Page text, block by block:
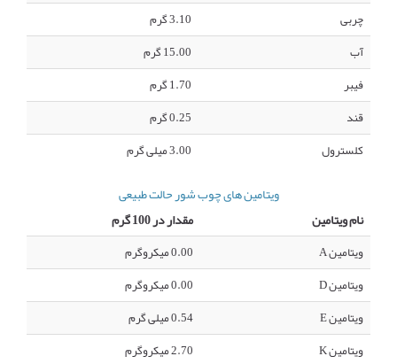
چربی
3.10 گرم
آب
15.00 گرم
فیبر
1.70 گرم
قند
0.25 گرم
کلسترول
3.00 میلی گرم
ویتامین های چوب شور حالت طبیعی
نام ویتامین
مقدار در 100 گرم
ویتامین A
0.00 میکروگرم
ویتامین D
0.00 میکروگرم
ویتامین E
0.54 میلی گرم
ویتامین K
2.70 میکروگرم